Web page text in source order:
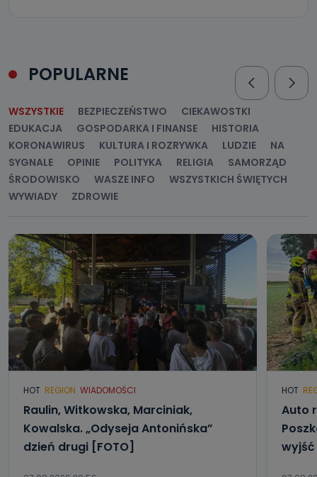
POPULARNE
WSZYSTKIE BEZPIECZEŃSTWO
CIEKAWOSTKI
EDUKACJA
GOSPODARKA I FINANSE
HISTORIA
KORONAWIRUS
KULTURA I ROZRYWKA LUDZIE
NA
SYGNALE
OPINIE POLITYKA RELIGIA
SAMORZĄD
ŚRODOWISKO
WASZE INFO
WSZYSTKICH ŚWIĘTYCH
WYWIADY
ZDROWIE
HOT REGION WIADOMOŚCI
Raulin, Witkowska, Marciniak,
Kowalska. „Odyseja Antonińska”
dzień drugi [FOTO]
HOT
Auto
wyjść